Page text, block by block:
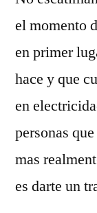
el momento
en primer
hace y que
en
personas
mas
es darte un